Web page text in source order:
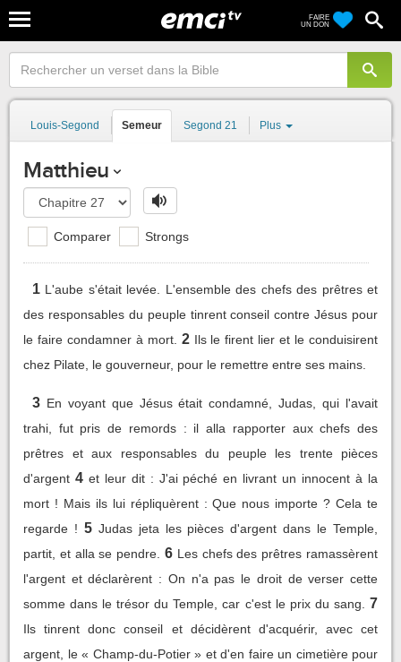
FAIRE
UN DON
Louis-Segond Semeur Segond 21 Plus
Matthieu
Comparer Strongs
1 L'aube s'était levée. L'ensemble des chefs des prêtres et
des responsables du peuple tinrent conseil contre Jésus pour
le faire condamner à mort. 2 Ils le firent lier et le conduisirent
chez Pilate, le gouverneur, pour le remettre entre ses mains.
3 En voyant que Jésus était condamné, Judas, qui l'avait
trahi, fut pris de remords : il alla rapporter aux chefs des
prêtres et aux responsables du peuple les trente pièces
d'argent 4 et leur dit : J'ai péché en livrant un innocent à la
mort ! Mais ils lui répliquèrent : Que nous importe ? Cela te
regarde ! 5 Judas jeta les pièces d'argent dans le Temple,
partit, et alla se pendre. 6 Les chefs des prêtres ramassèrent
l'argent et déclarèrent : On n'a pas le droit de verser cette
somme dans le trésor du Temple, car c'est le prix du sang.
7
Ils tinrent donc conseil et décidèrent d'acquérir, avec cet
argent, le « Champ-du-Potier » et d'en faire un cimetière pour